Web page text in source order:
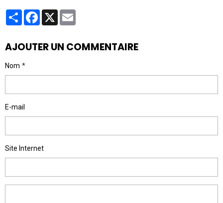
PartagerFacebook
X
AJOUTER UN COMMENTAIRE
Nom
E-mail
Site Internet